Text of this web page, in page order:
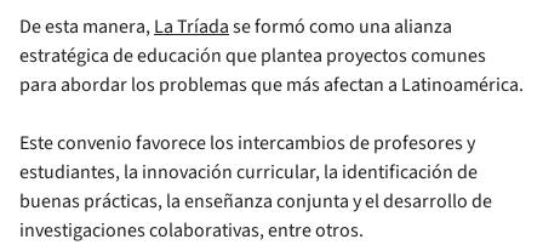
De esta manera,La Tríadase formó como una alianza
estratégica de educación que plantea proyectos comunes
para abordar los problemas que más afectan a Latinoamérica.
Este convenio favorece los intercambios de profesores y
estudiantes, la innovación curricular, la identificación de
buenas prácticas, la enseñanza conjunta y el desarrollo de
investigaciones colaborativas, entre otros.